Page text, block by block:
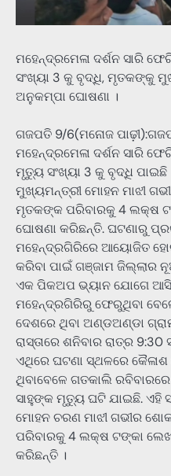
ମହେନ୍ଦ୍ରମେଳା ଦର୍ଶନ ସାରି
ସଂଖ୍ୟା 3 କୁ ବୃଦ୍ଧି, ମୃତକଙ୍କୁ
ଅନୁକମ୍ପା ଘୋଷଣା ।
ଗଜପତି 9/6(ମନୋଜ
ମହେନ୍ଦ୍ରମେଳା ଦର୍ଶନ ସାରି
ମୃତ୍ୟୁ ସଂଖ୍ୟା 3 କୁ ବୃଦ୍ଧି ପାଇଛି
ମୁଖ୍ୟମନ୍ତ୍ରୀ ମୋହନ ମାଝୀ
ମୃତକଙ୍କ ପରିବାରକୁ 4 ଲକ୍ଷ
ଘୋଷଣା କରିଛନ୍ତି. ଘଟଣାରୁ
ମହେନ୍ଦ୍ରଗିରିରେ ଆୟୋଜିତ
କରିବା ପାଇଁ ଗଞ୍ଜାମ ଜିଲ୍ଲାର
ଏକ ପିକଅପ ଭ୍ୟାନ ଯୋଗେ
ମହେନ୍ଦ୍ରଗିରିରୁ ଫେରୁଥିବା
ଦେଶରେ ଥିବା ଅଣ୍ଡଅଣ୍ଡା
ରାସ୍ତାରେ ଶନିବାର ରାତ୍ର
ଏଥିରେ ଘଟଣା ସ୍ଥଳରେ
ଥିବାବେଳେ ଗତକାଲି
ସାହୁଙ୍କ ମୃତ୍ୟୁ ଘଟି ଯାଇଛି. ଏହି
ମୋହନ ଚରଣ ମାଝୀ ଗଭୀର
ପରିବାରକୁ 4 ଲକ୍ଷ ଟଙ୍କା
କରିଛନ୍ତି ।